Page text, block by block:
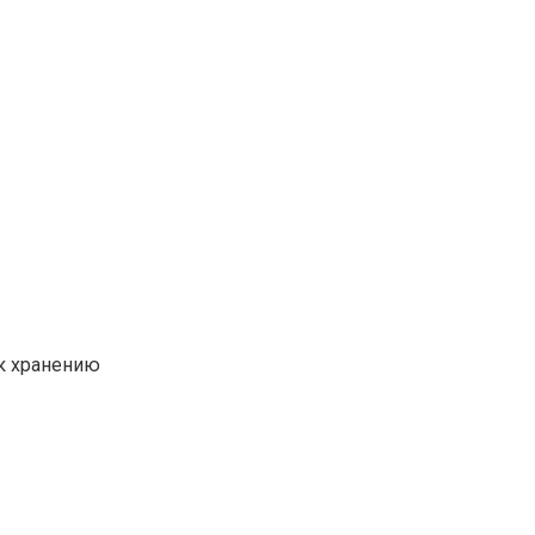
хранению